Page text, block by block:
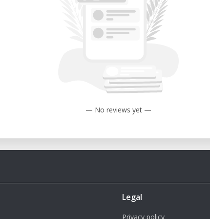
— No reviews yet —
Legal
Privacy policy